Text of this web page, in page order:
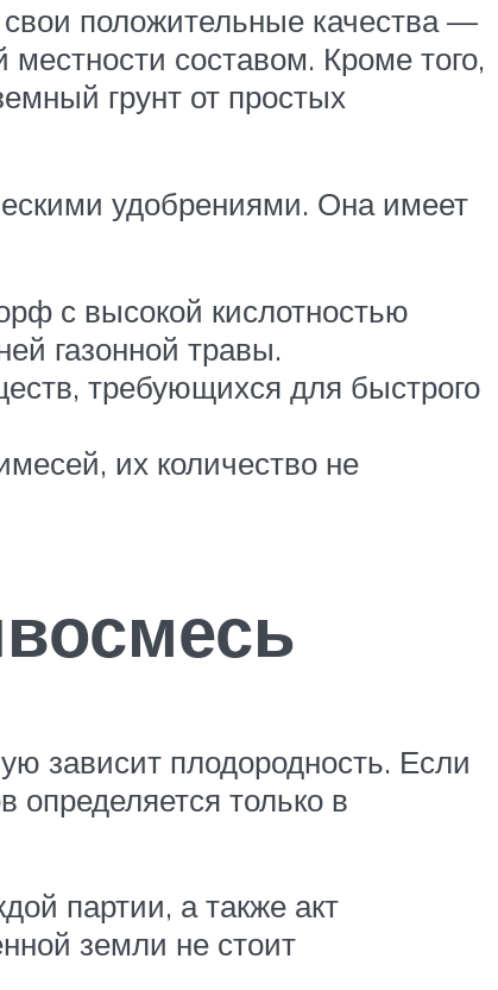
положительные качества —
составом. Кроме того,
грунт от простых
удобрениями. Она имеет
с высокой кислотностью
газонной травы.
требующихся для быстрого
их количество не
зависит плодородность. Если
определяется только в
партии, а также акт
земли не стоит